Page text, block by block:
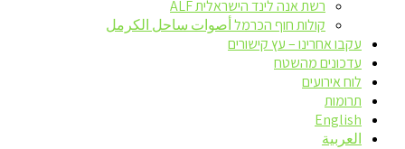
רשת אנה לינד הישראלית ALF
קולות חוף הכרמל أصوات ساحل الكرمل
עקבו אחרינו – עץ קישורים
עדכונים מהשטח
לוח אירועים
תרומות
English
العربية